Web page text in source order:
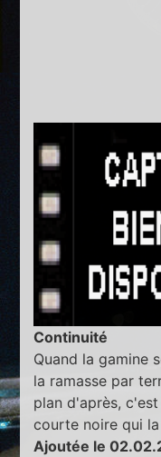
Continuité
Quand la gamine
la ramasse par
plan d'après,
courte noire qui
Ajoutée le